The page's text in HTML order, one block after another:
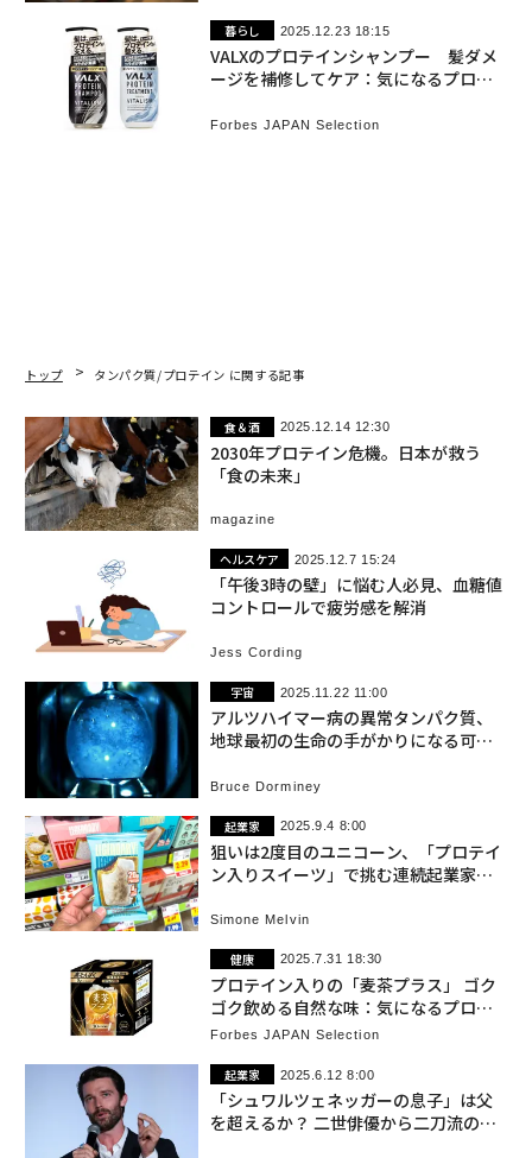
暮らし 2025.12.23 18:15
VALXのプロテインシャンプー 髪ダメ
ージを補修してケア：気になるプロダ
Forbes JAPAN Selection
トップ タンパク質/プロテイン に関する記事
食＆酒 2025.12.14 12:30
2030年プロテイン危機。日本が救う
「食の未来」
magazine
ヘルスケア 2025.12.7 15:24
「午後3時の壁」に悩む人必見、血糖値
コントロールで疲労感を解消
Jess Cording
宇宙 2025.11.22 11:00
アルツハイマー病の異常タンパク質、
地球最初の生命の手がかりになる可能
Bruce Dorminey
起業家 2025.9.4 8:00
狙いは2度目のユニコーン、「プロテイ
ン入りスイーツ」で挑む連続起業家の
Simone Melvin
健康 2025.7.31 18:30
プロテイン入りの「麦茶プラス」 ゴク
ゴク飲める自然な味：気になるプロダ
クト
Forbes JAPAN Selection
起業家 2025.6.12 8:00
「シュワルツェネッガーの息子」は父
を超えるか？ 二世俳優から二刀流の経